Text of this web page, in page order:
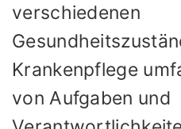
verschiedenen
Krankenpflege
von Aufgaben und